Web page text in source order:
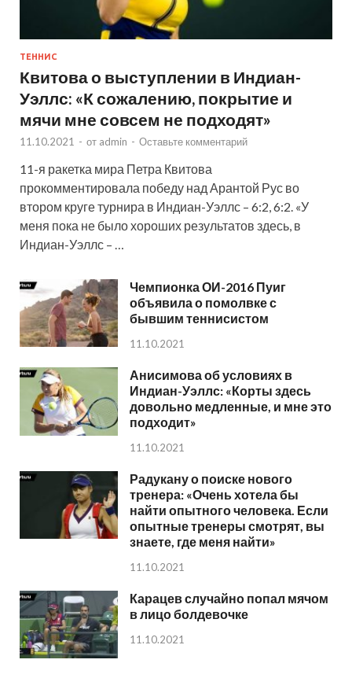
ТЕННИС
Квитова о выступлении в Индиан-
Уэллс: «К сожалению, покрытие и
мячи мне совсем не подходят»
11.10.2021 - от admin - Оставьте комментарий
11-я ракетка мира Петра Квитова
прокомментировала победу над Арантой Рус во
втором круге турнира в Индиан-Уэллс – 6:2, 6:2. «У
меня пока не было хороших результатов здесь, в
Индиан-Уэллс – …
Чемпионка ОИ-2016 Пуиг
объявила о помолвке с
бывшим теннисистом
11.10.2021
Анисимова об условиях в
Индиан-Уэллс: «Корты здесь
довольно медленные, и мне это
подходит»
11.10.2021
Радукану о поиске нового
тренера: «Очень хотела бы
найти опытного человека. Если
опытные тренеры смотрят, вы
знаете, где меня найти»
11.10.2021
Карацев случайно попал мячом
в лицо болдевочке
11.10.2021